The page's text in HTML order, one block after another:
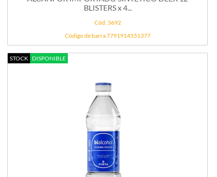
BLISTERS x 4...
Cód: 3692
Código de barra 7791914551377
STOCK DISPONIBLE